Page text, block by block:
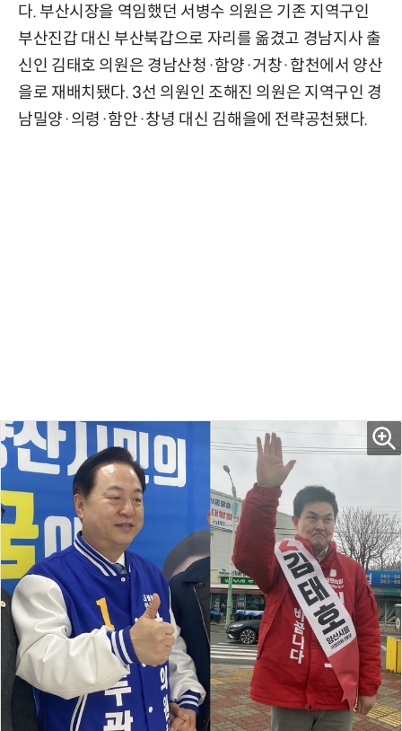
다. 부산시장을 역임했던 서병수 의원은 기존 지역구인
부산진갑 대신 부산북갑으로 자리를 옮겼고 경남지사 출
신인 김태호 의원은 경남산청·함양·거창·합천에서 양산
을로 재배치됐다. 3선 의원인 조해진 의원은 지역구인 경
남밀양·의령·함안·창녕 대신 김해을에 전략공천됐다.